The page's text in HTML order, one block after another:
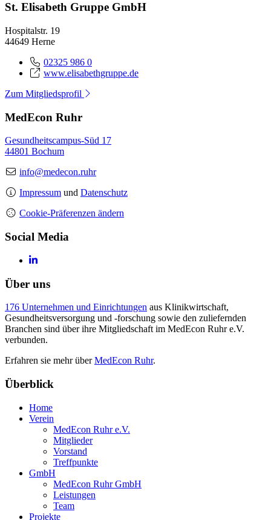
St. Elisabeth Gruppe GmbH
Hospitalstr. 19
44649 Herne
02325 986 0
www.elisabethgruppe.de
Zum Mitgliedsprofil
MedEcon Ruhr
Gesundheitscampus-Süd 17
44801 Bochum
info@medecon.ruhr
Impressum und Datenschutz
Cookie-Präferenzen ändern
Social Media
Über uns
176 Unternehmen und Einrichtungen aus Klinikwirtschaft,
Gesundheitsversorgung und -forschung sowie den zuliefernden
Branchen sind über ihre Mitgliedschaft im MedEcon Ruhr e.V.
verbunden.
Erfahren sie mehr überMedEcon Ruhr.
Überblick
Home
Verein
MedEcon Ruhr e.V.
Mitglieder
Vorstand
Treffpunkte
GmbH
MedEcon Ruhr GmbH
Leistungen
Team
Projekte